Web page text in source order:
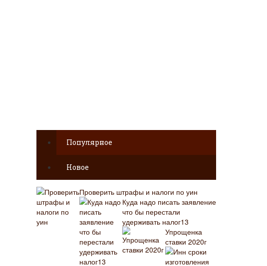
Популярное
Новое
Проверить штрафы и налоги по уин
Куда надо писать заявление
что бы перестали
удерживать налог13
Упрощенка
ставки 2020г